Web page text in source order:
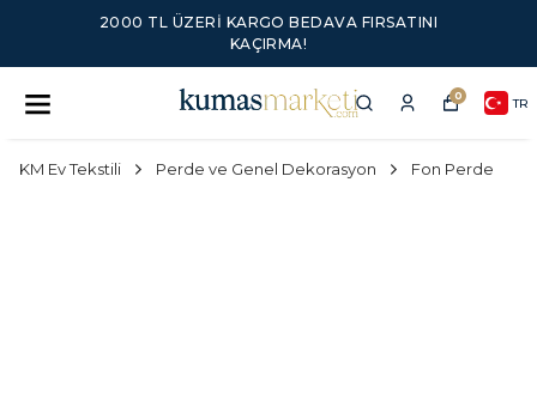
2000 TL ÜZERI KARGO BEDAVA FIRSATINI
KAÇIRMA!
0 TR
KM Ev Tekstili Perde ve Genel Dekorasyon Fon Perde